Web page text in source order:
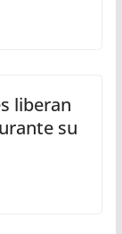
liberan
su